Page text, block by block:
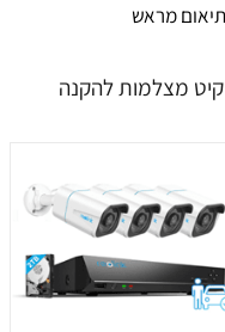
קיט מצלמות להקנה